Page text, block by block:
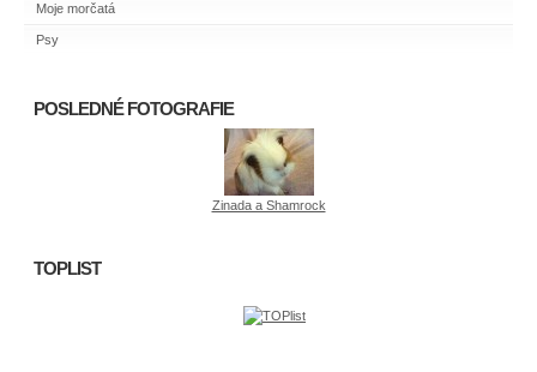
Moje morčatá
Psy
POSLEDNÉ FOTOGRAFIE
Zinada a Shamrock
TOPLIST